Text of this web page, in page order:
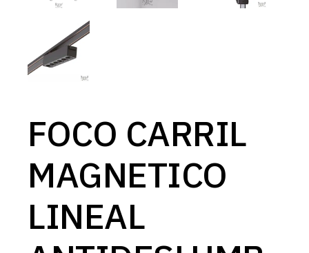
FOCO CARRIL
MAGNETICO
LINEAL